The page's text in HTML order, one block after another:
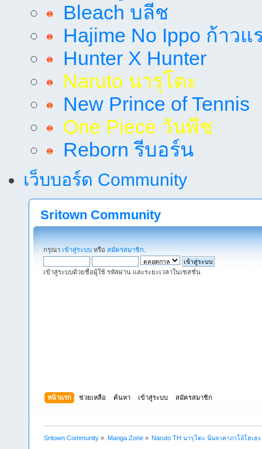
Bleach บลีช
Hajime No Ippo ก้าวแ
Hunter X Hunter
Naruto นารุโตะ
New Prince of Tennis
One Piece วันพีช
Reborn รีบอร์น
เว็บบอร์ด Community
Sritown Community
กรุณา เข้าสู่ระบบ หรือ สมัครสมาชิก
เข้าสู่ระบบด้วยชื่อผู้ใช้ รหัสผ่าน และระยะเวลาในเซสชั่น
หน้าแรก ช่วยเหลือ ค้นหา เข้าสู่ระบบ สมัครสมาชิก
Sritown Community » Manga Zone» Naruto TH นารุโตะ นินจาคาถาโอ้โฮเฮ